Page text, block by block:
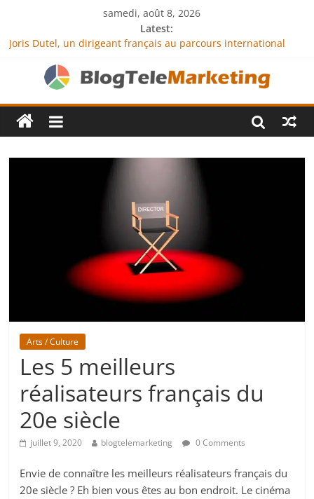
samedi, août 8, 2026
Latest:
Joris Dutel, un dirigeant français au parcours international
Agria Assurance Animaux : comment l’entreprise se
démarque-t-elle de la concurrence ?
JCA Academy : l’excellence au service de l’indépendance
financière
Denis Bouclon : la diplomatie éducative comme moteur de
Arts / Culture
Les 5 meilleurs
réalisateurs français du
20e siècle
juillet 9, 2020 blogtelemarketing 0 Comments
Envie de connaître les meilleurs réalisateurs français du
20e siècle ? Eh bien vous êtes au bon endroit. Le cinéma